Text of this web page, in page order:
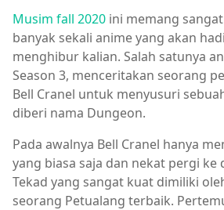
Musim fall 2020 ini memang
banyak sekali anime yang akan
menghibur kalian. Salah satunya
Season 3, menceritakan seorang
Bell Cranel untuk menyusuri
diberi nama Dungeon.
Pada awalnya Bell Cranel hanya
yang biasa saja dan nekat pergi ke
Tekad yang sangat kuat dimiliki
seorang Petualang terbaik.